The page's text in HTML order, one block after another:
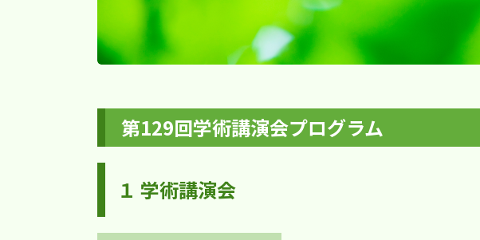
第129回学術講演会プログラム
１ 学術講演会